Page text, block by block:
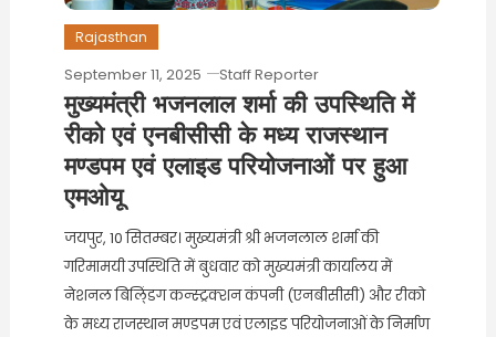
Rajasthan
September 11, 2025 Staff Reporter
मुख्यमंत्री भजनलाल शर्मा की उपस्थिति में
रीको एवं एनबीसीसी के मध्य राजस्थान
मण्डपम एवं एलाइड परियोजनाओं पर हुआ
एमओयू
जयपुर, 10 सितम्बर। मुख्यमंत्री श्री भजनलाल शर्मा की
गरिमामयी उपस्थिति में बुधवार को मुख्यमंत्री कार्यालय में
नेशनल बिलि्ंडग कन्स्ट्रक्शन कंपनी (एनबीसीसी) और रीको
के मध्य राजस्थान मण्डपम एवं एलाइड परियोजनाओं के निर्माण